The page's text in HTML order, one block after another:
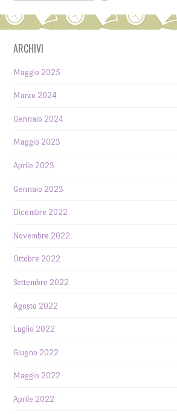
ARCHIVI
Maggio 2025
Marzo 2024
Gennaio 2024
Maggio 2023
Aprile 2023
Gennaio 2023
Dicembre 2022
Novembre 2022
Ottobre 2022
Settembre 2022
Agosto 2022
Luglio 2022
Giugno 2022
Maggio 2022
Aprile 2022